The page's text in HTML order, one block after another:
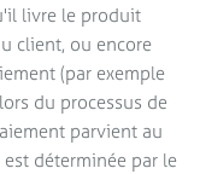
livre le produit
client, ou encore
(par exemple
du processus de
parvient au
déterminée par le